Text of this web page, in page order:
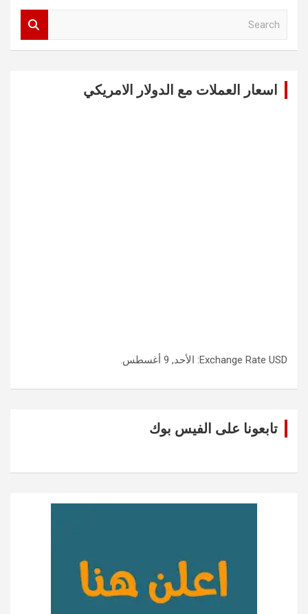
اسعار العملات مع الدولار الامريكي
Exchange Rate USD : الأحد, 9 أغسطس.
تابعونا على الفيس بوك